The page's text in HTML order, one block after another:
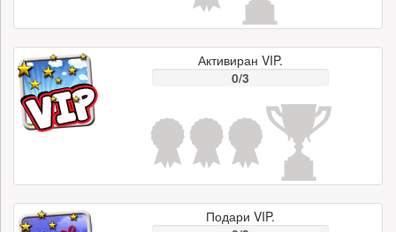
Активиран VIP.
0/3
Подари VIP.